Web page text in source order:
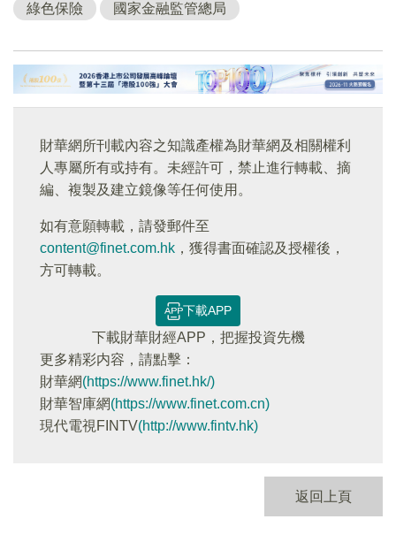
綠色保險 國家金融監管總局
財華網所刊載內容之知識產權為財華網及相關權利
人專屬所有或持有。未經許可，禁止進行轉載、摘
編、複製及建立鏡像等任何使用。
如有意願轉載，請發郵件至
content@finet.com.hk ，獲得書面確認及授權後，
方可轉載。
下載APP
下載財華財經APP，把握投資先機
更多精彩内容，請點擊：
財華網(https://www.finet.hk/)
財華智庫網(https://www.finet.com.cn)
現代電視FINTV(http://www.fintv.hk)
返回上頁